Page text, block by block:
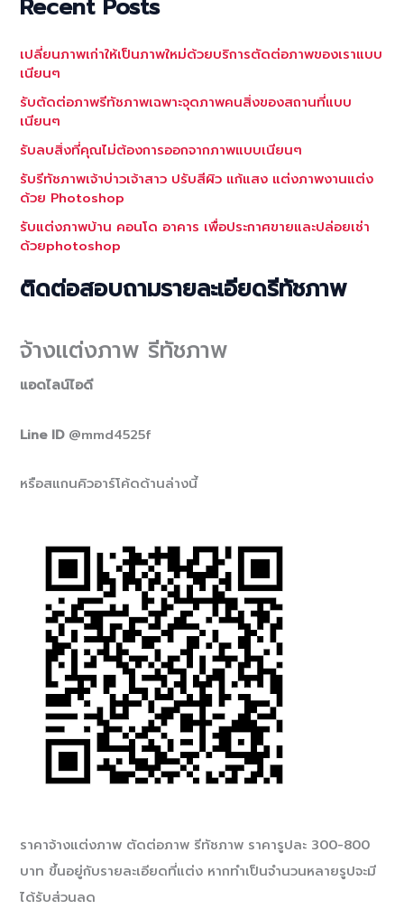
เปลี่ยนภาพเก่าให้เป็นภาพใหม่ด้วยบริการตัดต่อภาพของเราแบบ
เนียนๆ
รับตัดต่อภาพรีทัชภาพเฉพาะจุดภาพคนสิ่งของสถานที่แบบ
เนียนๆ
รับลบสิ่งที่คุณไม่ต้องการออกจากภาพแบบเนียนๆ
รับรีทัชภาพเจ้าบ่าวเจ้าสาว ปรับสีผิว แก้แสง แต่งภาพงานแต่ง
ด้วย Photoshop
รับแต่งภาพบ้าน คอนโด อาคาร เพื่อประกาศขายและปล่อยเช่า
ด้วยphotoshop
ติดต่อสอบถามรายละเอียดรีทัชภาพ
จ้างแต่งภาพ รีทัชภาพ
แอดไลน์ไอดี
Line ID @mmd4525f
หรือสแกนคิวอาร์โค้ดด้านล่างนี้
ราคาจ้างแต่งภาพ ตัดต่อภาพ รีทัชภาพ ราคารูปละ 300-800
บาท ขึ้นอยู่กับรายละเอียดที่แต่ง หากทำเป็นจำนวนหลายรูปจะมี
ได้รับส่วนลด